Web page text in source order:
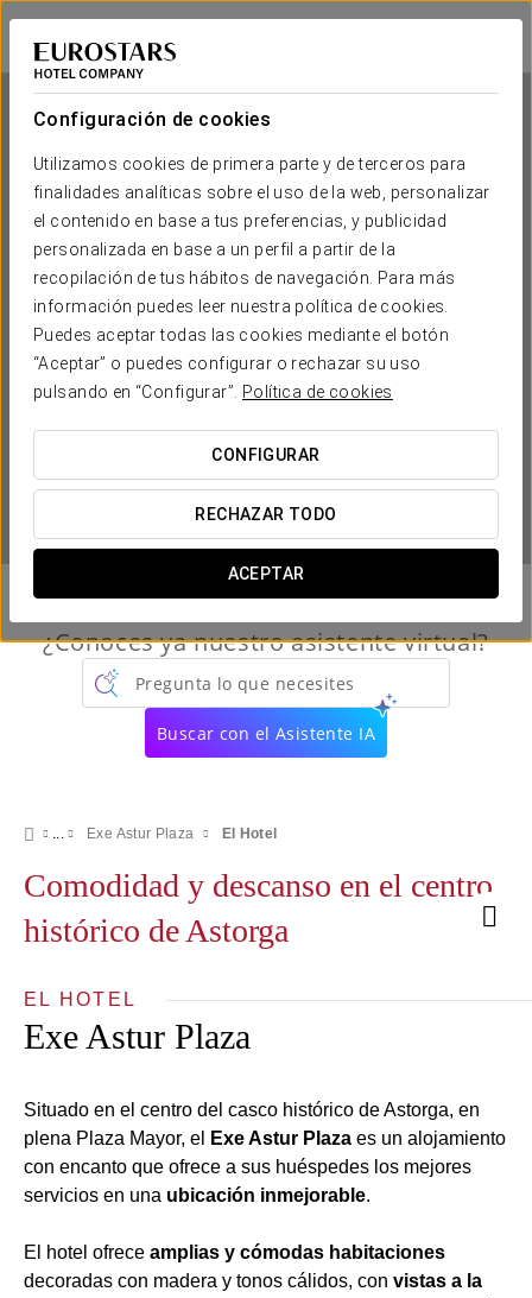
Configuración de cookies
Utilizamos cookies de primera parte y de terceros para
finalidades analíticas sobre el uso de la web, personalizar
el contenido en base a tus preferencias, y publicidad
personalizada en base a un perfil a partir de la
recopilación de tus hábitos de navegación. Para más
información puedes leer nuestra política de cookies.
Puedes aceptar todas las cookies mediante el botón
“Aceptar” o puedes configurar o rechazar su uso
pulsando en “Configurar”.
Política de cookies
CONFIGURAR
RECHAZAR TODO
ACEPTAR
Exe Astur Plaza
LEÓN - ASTORGA
Exe Astur Plaza
LEÓN - ASTORGA
¿CUÁNDO QUIERES IR?
¿Conoces ya nuestro asistente virtual?
Pregunta lo que necesites
Buscar con el Asistente IA
Exe Astur Plaza El Hotel
Comodidad y descanso en el centro
histórico de Astorga
EL HOTEL
Exe Astur Plaza
Situado en el centro del casco histórico de Astorga, en
plena Plaza Mayor, el
Exe Astur Plaza es un alojamiento
con encanto que ofrece a sus huéspedes los mejores
servicios en una ubicación inmejorable.
El hotel ofrece amplias y cómodas habitaciones
decoradas con madera y tonos cálidos, con vistas a la